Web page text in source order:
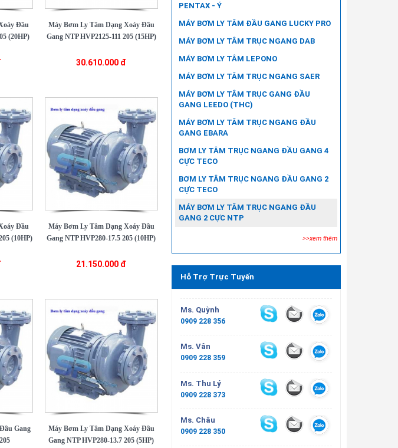
Đầu
(20HP)
Máy Bơm Ly Tâm Dạng Xoáy Đầu
Gang NTP HVP2125-111 205 (15HP)
30.610.000 đ
Đầu
(10HP)
Máy Bơm Ly Tâm Dạng Xoáy Đầu
Gang NTP HVP280-17.5 205 (10HP)
21.150.000 đ
Gang
Máy Bơm Ly Tâm Dạng Xoáy Đầu
Gang NTP HVP280-13.7 205 (5HP)
PENTAX - Ý
MÁY BƠM LY TÂM ĐẦU GANG LUCKY PRO
MÁY BƠM LY TÂM TRỤC NGANG DAB
MÁY BƠM LY TÂM LEPONO
MÁY BƠM LY TÂM TRỤC NGANG SAER
MÁY BƠM LY TÂM TRỤC GANG ĐẦU
GANG LEEDO (THC)
MÁY BƠM LY TÂM TRỤC NGANG ĐẦU
GANG EBARA
BƠM LY TÂM TRỤC NGANG ĐẦU GANG 4
CỰC TECO
BƠM LY TÂM TRỤC NGANG ĐẦU GANG 2
CỰC TECO
MÁY BƠM LY TÂM TRỤC NGANG ĐẦU
GANG 2 CỰC NTP
>>xem thêm
Hỗ Trợ Trực Tuyến
Ms. Quỳnh
0909 228 356
Ms. Vân
0909 228 359
Ms. Thu Lý
0909 228 373
Ms. Châu
0909 228 350